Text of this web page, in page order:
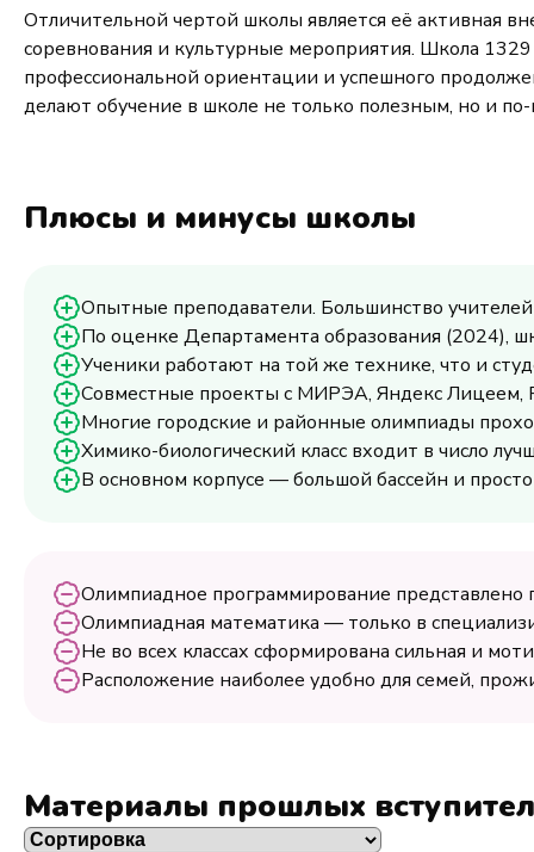
Отличительной чертой школы является её активная
соревнования и культурные мероприятия. Школа
профессиональной ориентации и успешного
делают обучение в школе не только полезным, но и
Плюсы и минусы школы
Опытные преподаватели. Большинство
По оценке Департамента образования (2024),
Ученики работают на той же технике, что и
Совместные проекты с МИРЭА, Яндекс
Многие городские и районные олимпиады
Химико-биологический класс входит в число
В основном корпусе — большой бассейн и
Олимпиадное программирование
Олимпиадная математика — только в
Не во всех классах сформирована сильная и
Расположение наиболее удобно для семей,
Материалы прошлых